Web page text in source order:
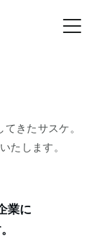
きたサスケ。
たします。
業に